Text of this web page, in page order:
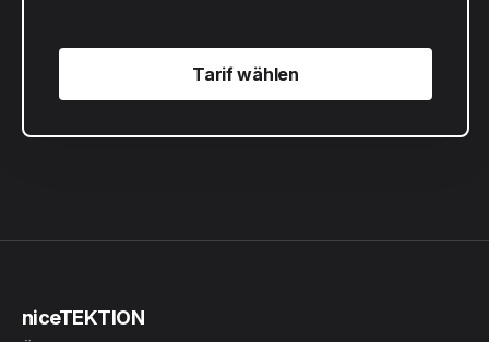
Tarif wählen
Tarif wählen
niceTEKTION